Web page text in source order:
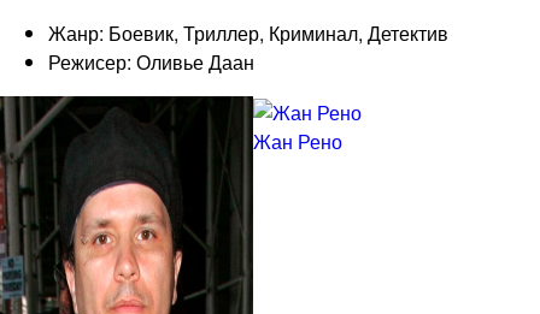
Жанр: Боевик, Триллер, Криминал, Детектив
Режисер: Оливье Даан
Жан Рено